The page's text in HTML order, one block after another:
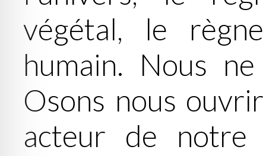
végétal, le
humain. Nous
Osons nous
acteur de notre